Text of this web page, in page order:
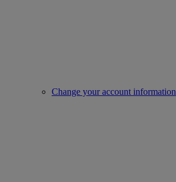
Change your account information